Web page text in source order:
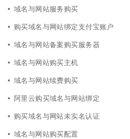
域名与网站服务购买
购买域名与网站绑定支付宝账户
域名与网站备案购买服务器
域名与网站购买主机
域名与网站续费购买
阿里云购买域名与网站绑定
购买域名与网站未实名认证
域名与网站购买配置